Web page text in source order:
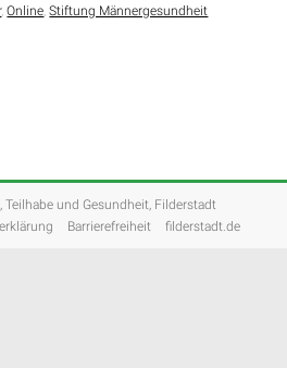
,Online,Stiftung Männergesundheit
und Gesundheit, Filderstadt
Barrierefreiheit filderstadt.de